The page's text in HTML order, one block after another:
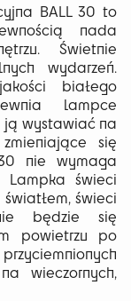
BALL 30 to
nada
Świetnie
wydarzeń.
białego
lampce
ją wystawiać na
się
nie wymaga
Lampka świeci
świeci
będzie się
powietrzu po
wieczornych,